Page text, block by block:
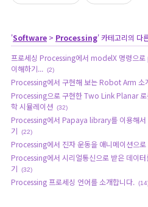
'Software > Processing' 카테고리의 다
프로세싱 Processing에서 modelX 명령으
이해하기... (2)
Processing에서 구현해 보는 Robot Arm 소
Processing으로 구현한 Two Link Planar 로
학 시뮬레이션 (32)
Processing에서 Papaya library를 이용해
기
(22)
Processing에서 진자 운동을 애니메이션으로
Processing에서 시리얼통신으로 받은 데이
기
(32)
Processing 프로세싱 언어를 소개합니다.